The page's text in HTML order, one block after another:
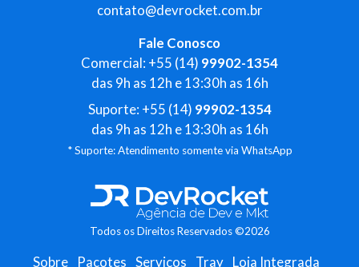
contato@devrocket.com.br
Fale Conosco
Comercial: +55 (14) 99902-1354
das 9h as 12h e 13:30h as 16h
Suporte: +55 (14) 99902-1354
das 9h as 12h e 13:30h as 16h
* Suporte: Atendimento somente via WhatsApp
Todos os Direitos Reservados ©2026
Sobre Pacotes Serviços Tray Loja Integrada